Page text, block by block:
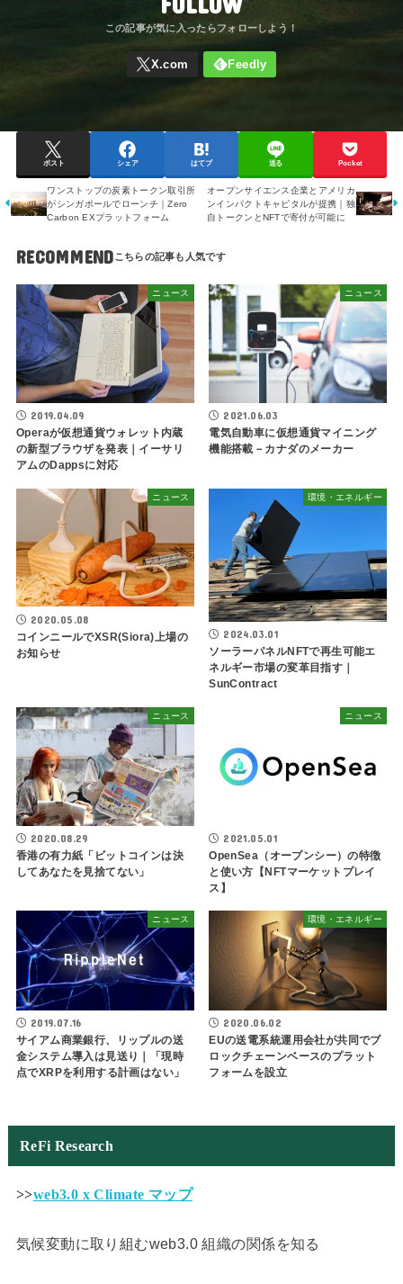
ポスト シェア はてブ 送る Pocket
ワンストップの炭素トークン取引所
がシンガポールでローンチ｜Zero
Carbon EXプラットフォーム
オープンサイエンス企業とアメリカ
ンインパクトキャピタルが提携｜独
自トークンとNFTで寄付が可能に
RECOMMEND
ニュース
2019.04.09
Operaが仮想通貨ウォレット内蔵
の新型ブラウザを発表｜イーサリ
アムのDappsに対応
ニュース
2021.06.03
電気自動車に仮想通貨マイニング
機能搭載－カナダのメーカー
ニュース
2020.05.08
コインニールでXSR(Siora)上場の
お知らせ
環境・エネルギー
2024.03.01
ソーラーパネルNFTで再生可能エ
ネルギー市場の変革目指す｜
SunContract
ニュース
2020.08.29
香港の有力紙「ビットコインは決
してあなたを見捨てない」
ニュース
2021.05.01
OpenSea（オープンシー）の特徴
と使い方【NFTマーケットプレイ
ス】
ニュース
2019.07.16
サイアム商業銀行、リップルの送
金システム導入は見送り｜「現時
点でXRPを利用する計画はない」
環境・エネルギー
2020.06.02
EUの送電系統運用会社が共同でブ
ロックチェーンベースのプラット
フォームを設立
ReFi Research
>>web3.0 x Climate マップ
気候変動に取り組むweb3.0 組織の関係を知る